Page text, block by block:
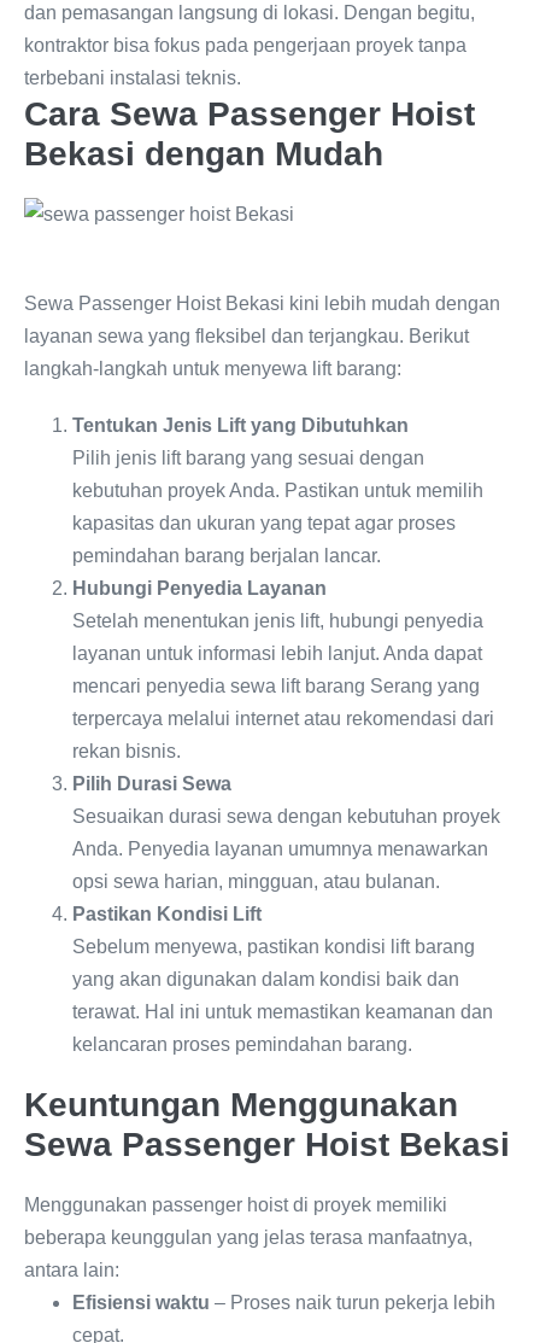
dan pemasangan langsung di lokasi. Dengan begitu,
kontraktor bisa fokus pada pengerjaan proyek tanpa
terbebani instalasi teknis.
Cara Sewa Passenger Hoist
Bekasi dengan Mudah
Sewa Passenger Hoist Bekasi kini lebih mudah dengan
layanan sewa yang fleksibel dan terjangkau. Berikut
langkah-langkah untuk menyewa lift barang:
Tentukan Jenis Lift yang Dibutuhkan
Pilih jenis lift barang yang sesuai dengan
kebutuhan proyek Anda. Pastikan untuk memilih
kapasitas dan ukuran yang tepat agar proses
pemindahan barang berjalan lancar.
Hubungi Penyedia Layanan
Setelah menentukan jenis lift, hubungi penyedia
layanan untuk informasi lebih lanjut. Anda dapat
mencari penyedia sewa lift barang Serang yang
terpercaya melalui internet atau rekomendasi dari
rekan bisnis.
Pilih Durasi Sewa
Sesuaikan durasi sewa dengan kebutuhan proyek
Anda. Penyedia layanan umumnya menawarkan
opsi sewa harian, mingguan, atau bulanan.
Pastikan Kondisi Lift
Sebelum menyewa, pastikan kondisi lift barang
yang akan digunakan dalam kondisi baik dan
terawat. Hal ini untuk memastikan keamanan dan
kelancaran proses pemindahan barang.
Keuntungan Menggunakan
Sewa Passenger Hoist Bekasi
Menggunakan passenger hoist di proyek memiliki
beberapa keunggulan yang jelas terasa manfaatnya,
antara lain:
Efisiensi waktu – Proses naik turun pekerja lebih
cepat.